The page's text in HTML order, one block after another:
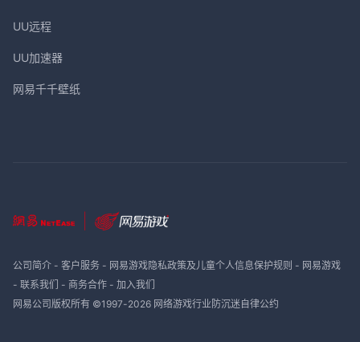
UU远程
UU加速器
网易千千壁纸
公司简介- 客户服务- 网易游戏隐私政策及儿童个人信息保护规则 - 网易游戏
- 联系我们 - 商务合作- 加入我们
网易公司版权所有 ©1997-2026 网络游戏行业防沉迷自律公约